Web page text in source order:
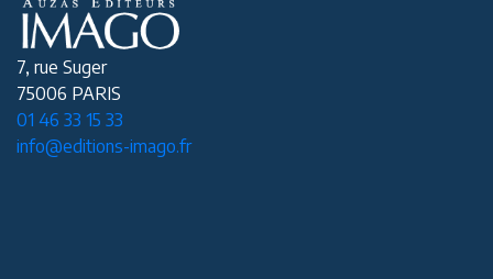
7, rue Suger
75006 PARIS
01 46 33 15 33
info@editions-imago.fr